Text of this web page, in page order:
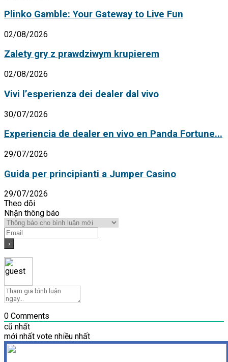
Plinko Gamble: Your Gateway to Live Fun
02/08/2026
Zalety gry z prawdziwym krupierem
02/08/2026
Vivi l’esperienza dei dealer dal vivo
30/07/2026
Experiencia de dealer en vivo en Panda Fortune...
29/07/2026
Guida per principianti a Jumper Casino
29/07/2026
Theo dõi
Nhận thông báo
0 Comments
cũ nhất
mới nhất vote nhiều nhất